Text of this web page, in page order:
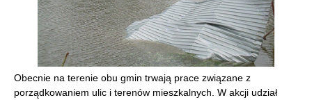
Obecnie na terenie obu gmin trwają prace związane z
porządkowaniem ulic i terenów mieszkalnych. W akcji udział